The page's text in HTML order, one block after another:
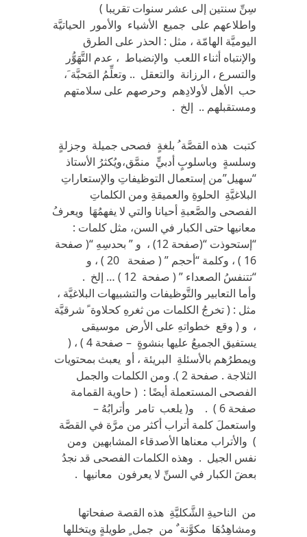
سِنِّ سنتين إلى عشر سنوات تقريبا )
واطلاعهم على جميع الأشياء والأمور الحياتيَّة
اليوميَّة الهامّة ، مثل : الحذر على الطرق
والإنتباه أثناء اللعب والإنضباط ، عدم التَّهَوُّر
والتسرع ، الرزانة والتعقل .. وتعلِّمُ المَحبَّة َ،
حب الأهل لأولادِهم وحرصهم على سلامتهم
ومستقبلهم .. إلخ .
كتبت هذه القصَّة ُ بلغةٍ فصحى جميلة وجزلةٍ
وسلسةٍ وباسلوبٍ أدبيٍّ منمَّق،ويُكثرُ الأستاذ
“سهيل”من إستعمال التوظيفاتِ والإستعاراتِ
البلاغيَّةِ الحلوةِ والعميقةِ ومن الكلماتِ
الفصحى والصَّعبةِ أحيانا والتي لا يفهمُهَا ويعرفُ
معانيها حتى الكبار في السن، مثل كلمات :
“إستحوذت “(صفحة 12) ، و ” بحدسِهِ “( صفحة
16 ) ، وكلمة “أحجم ” ( صفحة 20 ) ، و
“تتنفسُ الصعداء ” ( صفحة 12 ) … إلخ .
وأما التعابير والتَّوظيفات والتشبيهات البلاغيَّة ،
مثل : ( تخرجُ الكلمات من ثغرهِ كحلاوة ً شرقيَّة
، و ( وقع خطواتهِ على الأرض موسيقى
يستفيق الجميعُ عليها بنشوةٍ – صفحة 4 ) ، (
ويمطرُهم بالأسئلةِ البريئة ، أو يعبث بمحتويات
الثلاجة . صفحة 2 ). ومن الكلمات والجمل
الفصحى المستعملة أيضًا : ( حاوية القمامة
صفحة 6 ) . و( يلعب تامر وأترابُهُ –
واستعملَ كلمة أتراب أكثر من مرَّة في القصَّة
) والأتراب معناها الأصدقاء المشابهين ومن
نفس الجيل . وهذه الكلمات الفصحى قد نجدُ
بعضَ الكبار في السنِّ لا يعرفون معانيها .
من الناحيةِ الشَّكليَّةِ هذه القصة صفحاتها
ومشاهِدُهَا مكوَّنة ٌ من جمل ٍ طويلةٍ ويتخللها